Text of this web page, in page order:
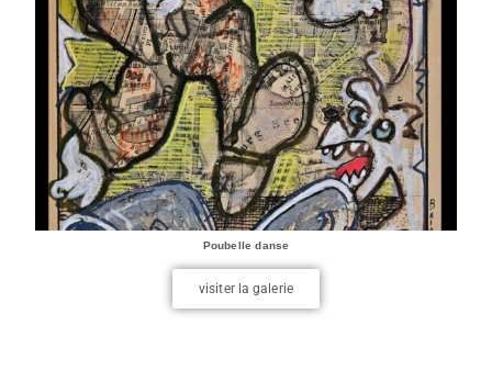
Poubelle danse
visiter la galerie